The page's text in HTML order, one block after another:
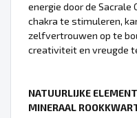
energie door de Sacrale
chakra te stimuleren,
zelfvertrouwen op te
creativiteit en vreugde
NATUURLIJKE
MINERAAL